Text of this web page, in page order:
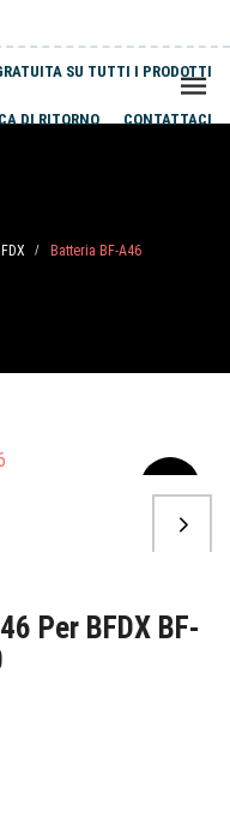
SU TUTTI I PRODOTTI
DI RITORNO CONTATTACI
/ Batteria BF-A46
Per BFDX BF-